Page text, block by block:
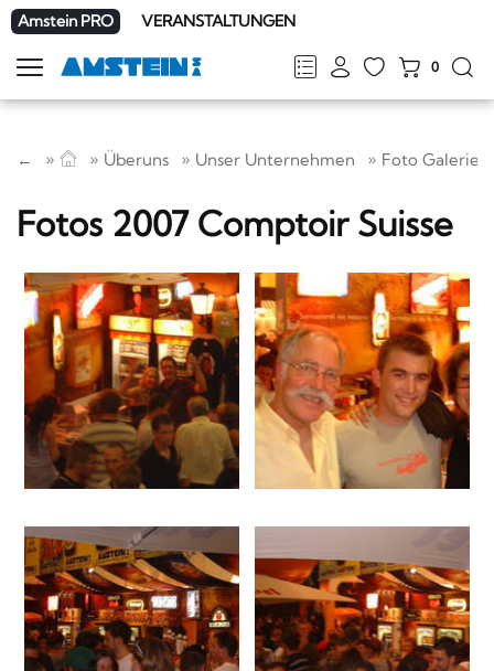
Amstein PRO VERANSTALTUNGEN
FRDEENIT
0
Navigation
zeigen
← Überuns Unser Unternehmen Foto Galerie
Fotos 2007 Comptoir Suisse